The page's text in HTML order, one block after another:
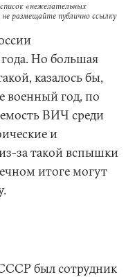
«нежелательных
размещайте публично ссылку
Но большая
казалось бы,
военный год, по
ВИЧ среди
и
за такой вспышки
итоге могут
был сотрудник